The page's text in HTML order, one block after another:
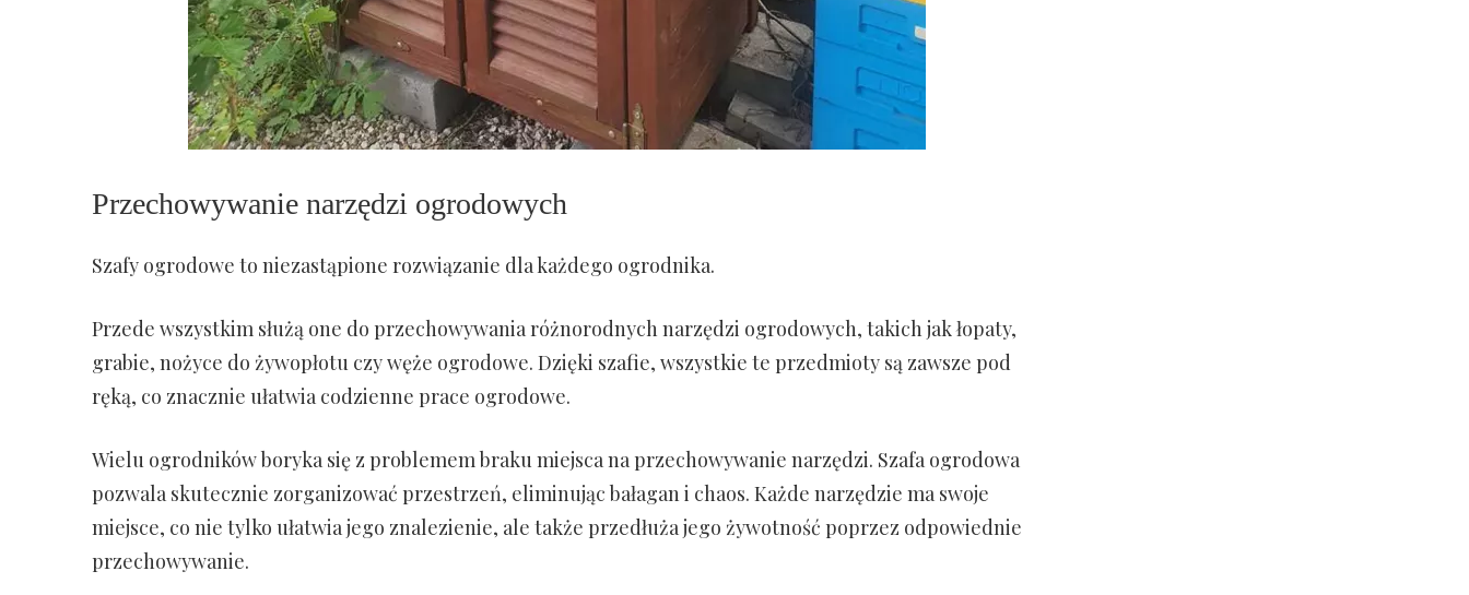
Przechowywanie narzędzi ogrodowych
Szafy ogrodowe to niezastąpione rozwiązanie dla każdego ogrodnika.
Przede wszystkim służą one do przechowywania różnorodnych narzędzi ogrodowych, takich jak łopaty,
grabie, nożyce do żywopłotu czy węże ogrodowe. Dzięki szafie, wszystkie te przedmioty są zawsze pod
ręką, co znacznie ułatwia codzienne prace ogrodowe.
Wielu ogrodników boryka się z problemem braku miejsca na przechowywanie narzędzi. Szafa ogrodowa
pozwala skutecznie zorganizować przestrzeń, eliminując bałagan i chaos. Każde narzędzie ma swoje
miejsce, co nie tylko ułatwia jego znalezienie, ale także przedłuża jego żywotność poprzez odpowiednie
przechowywanie.